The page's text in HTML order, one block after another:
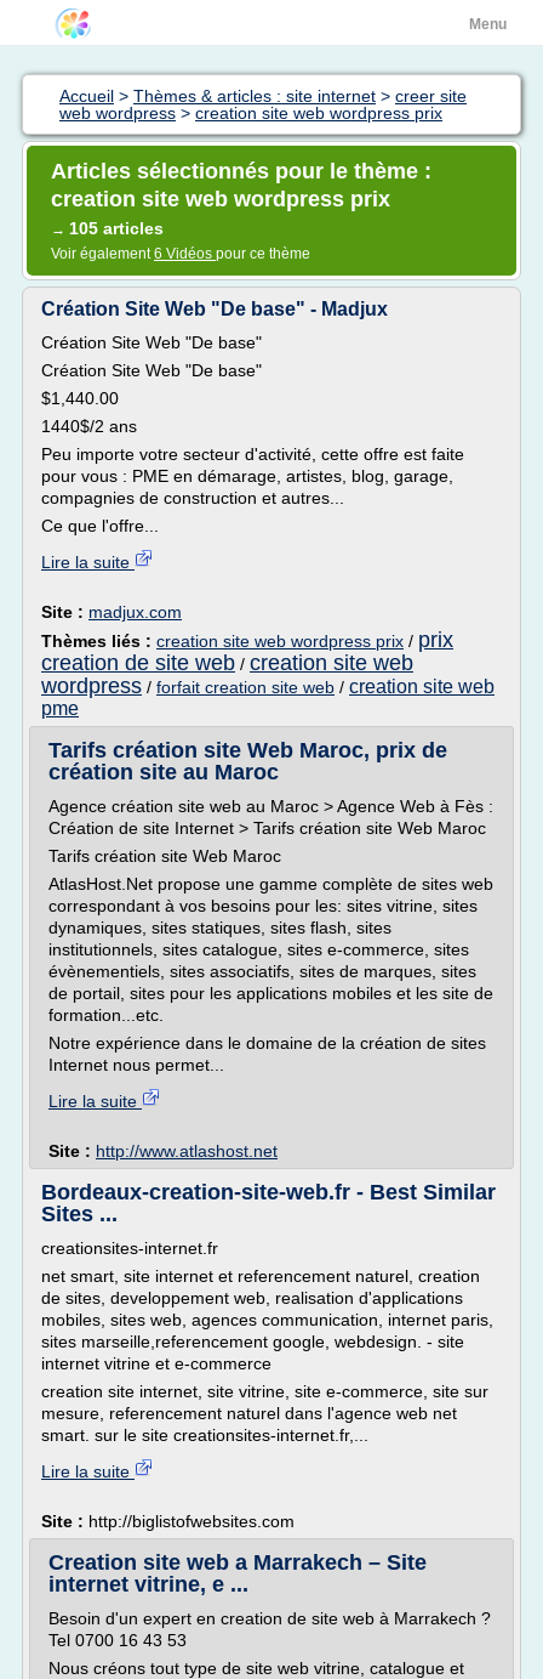
Menu
Accueil > Thèmes & articles : site internet > creer site
web wordpress > creation site web wordpress prix
Articles sélectionnés pour le thème :
creation site web wordpress prix
→ 105 articles
Voir également6 Vidéos pour ce thème
Création Site Web "De base" - Madjux
Création Site Web "De base"
Création Site Web "De base"
$1,440.00
1440$/2 ans
Peu importe votre secteur d'activité, cette offre est faite
pour vous : PME en démarage, artistes, blog, garage,
compagnies de construction et autres...
Ce que l'offre...
Lire la suite
Site : madjux.com
Thèmes liés : creation site web wordpress prix / prix
creation de site web / creation site web
wordpress / forfait creation site web / creation site web
pme
Tarifs création site Web Maroc, prix de
création site au Maroc
Agence création site web au Maroc > Agence Web à Fès :
Création de site Internet > Tarifs création site Web Maroc
Tarifs création site Web Maroc
AtlasHost.Net propose une gamme complète de sites web
correspondant à vos besoins pour les: sites vitrine, sites
dynamiques, sites statiques, sites flash, sites
institutionnels, sites catalogue, sites e-commerce, sites
évènementiels, sites associatifs, sites de marques, sites
de portail, sites pour les applications mobiles et les site de
formation...etc.
Notre expérience dans le domaine de la création de sites
Internet nous permet...
Lire la suite
Site : http://www.atlashost.net
Bordeaux-creation-site-web.fr - Best Similar
Sites ...
creationsites-internet.fr
net smart, site internet et referencement naturel, creation
de sites, developpement web, realisation d'applications
mobiles, sites web, agences communication, internet paris,
sites marseille,referencement google, webdesign. - site
internet vitrine et e-commerce
creation site internet, site vitrine, site e-commerce, site sur
mesure, referencement naturel dans l'agence web net
smart. sur le site creationsites-internet.fr,...
Lire la suite
Site : http://biglistofwebsites.com
Creation site web a Marrakech – Site
internet vitrine, e ...
Besoin d'un expert en creation de site web à Marrakech ?
Tel 0700 16 43 53
Nous créons tout type de site web vitrine, catalogue et